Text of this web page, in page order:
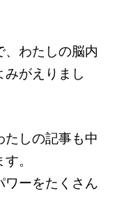
、わたしの脳内
みがえりまし
たしの記事も中
。
ワーをたくさん